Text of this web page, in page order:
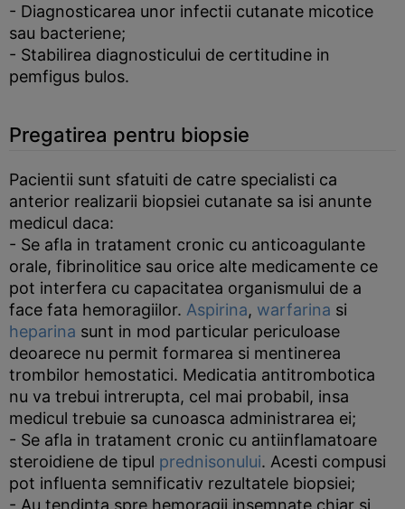
- Diagnosticarea unor infectii cutanate micotice
sau bacteriene;
- Stabilirea diagnosticului de certitudine in
pemfigus bulos.
Pregatirea pentru biopsie
Pacientii sunt sfatuiti de catre specialisti ca
anterior realizarii biopsiei cutanate sa isi anunte
medicul daca:
- Se afla in tratament cronic cu anticoagulante
orale, fibrinolitice sau orice alte medicamente ce
pot interfera cu capacitatea organismului de a
face fata hemoragiilor. Aspirina, warfarina si
heparina sunt in mod particular periculoase
deoarece nu permit formarea si mentinerea
trombilor hemostatici. Medicatia antitrombotica
nu va trebui intrerupta, cel mai probabil, insa
medicul trebuie sa cunoasca administrarea ei;
- Se afla in tratament cronic cu antiinflamatoare
steroidiene de tipul prednisonului. Acesti compusi
pot influenta semnificativ rezultatele biopsiei;
- Au tendinta spre hemoragii insemnate chiar si